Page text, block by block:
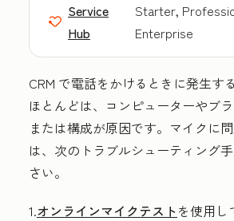
Service
Hub
Starter,
Enterprise
CRM で電話をかけるときに発生す
ほとんどは、コンピューターやブ
または構成が原因です。マイクに
は、次のトラブルシューティング
さい。
1.オンラインマイクテストを使用し